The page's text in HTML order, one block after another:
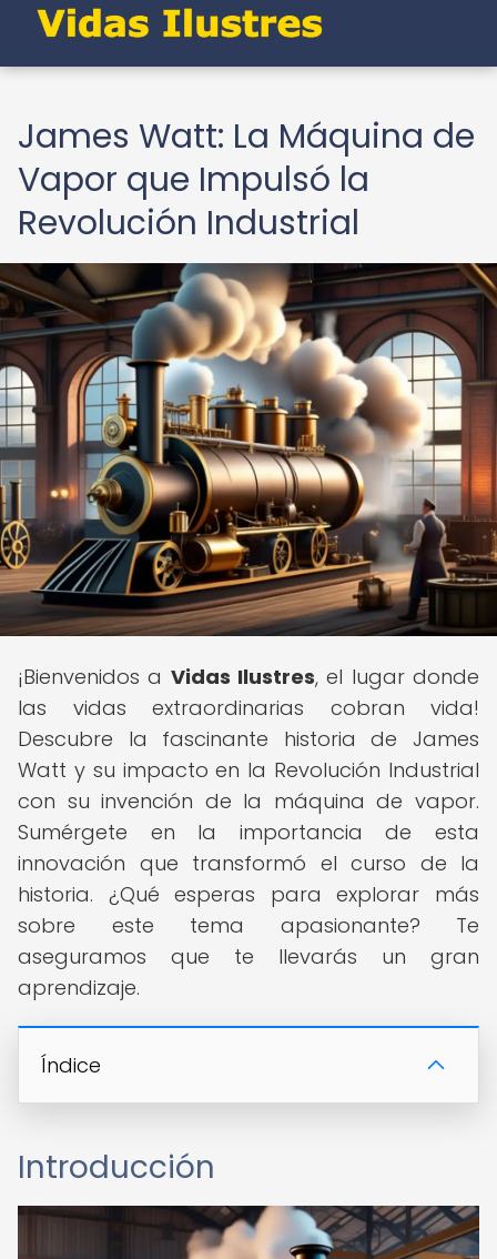
James Watt: La Máquina de
Vapor que Impulsó la
Revolución Industrial
¡Bienvenidos a Vidas Ilustres, el lugar donde
las vidas extraordinarias cobran vida!
Descubre la fascinante historia de James
Watt y su impacto en la Revolución Industrial
con su invención de la máquina de vapor.
Sumérgete en la importancia de esta
innovación que transformó el curso de la
historia. ¿Qué esperas para explorar más
sobre este tema apasionante? Te
aseguramos que te llevarás un gran
aprendizaje.
Índice
Introducción